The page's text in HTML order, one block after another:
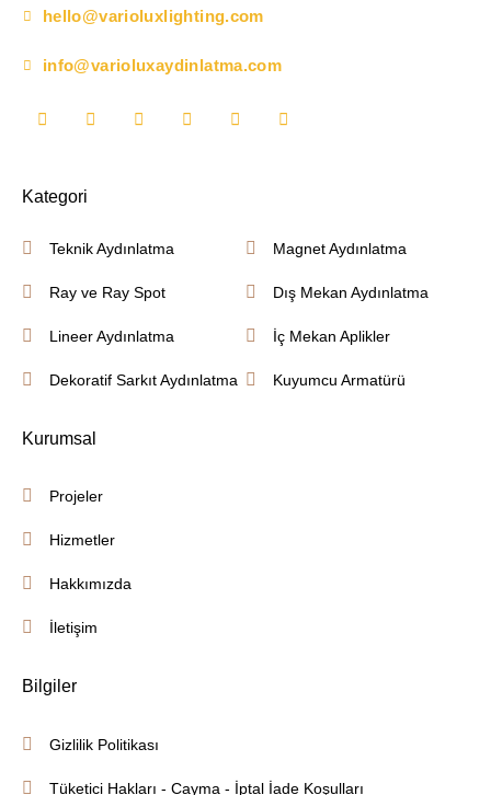
hello@varioluxlighting.com
info@varioluxaydinlatma.com
Kategori
Teknik Aydınlatma
Ray ve Ray Spot
Lineer Aydınlatma
Dekoratif Sarkıt Aydınlatma
Magnet Aydınlatma
Dış Mekan Aydınlatma
İç Mekan Aplikler
Kuyumcu Armatürü
Kurumsal
Projeler
Hizmetler
Hakkımızda
İletişim
Bilgiler
Gizlilik Politikası
Tüketici Hakları - Cayma - İptal İade Koşulları